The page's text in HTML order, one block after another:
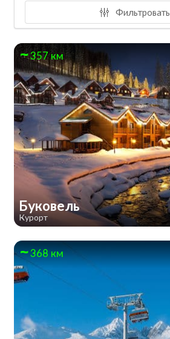
Фильтровать
357 км
Буковель
Курорт
368 км